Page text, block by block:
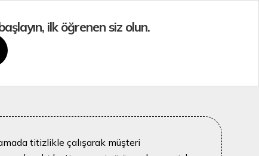
ilk öğrenen siz olun.
titizlikle çalışarak müşteri